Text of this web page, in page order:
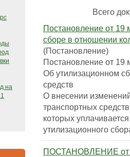
на
Всего
Постановление от
сборе в отношении
(Постановление)
Постановление от
Об утилизационном
средств
О внесении
транспортных
которых
утилизационного
ПОСТАНОВЛЕНИЕ от